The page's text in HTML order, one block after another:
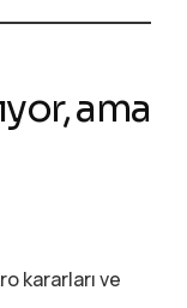
ama
kararları ve